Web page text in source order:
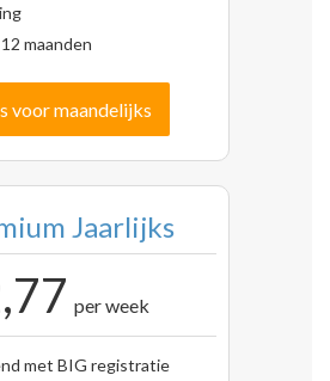
maanden
voor maandelijks
Jaarlijks
per week
met BIG registratie